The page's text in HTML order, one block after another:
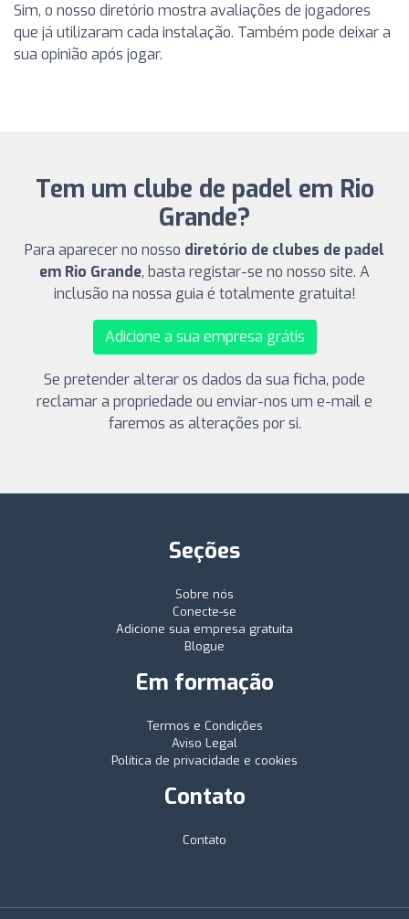
Sim, o nosso diretório mostra avaliações de jogadores
que já utilizaram cada instalação. Também pode deixar a
sua opinião após jogar.
Tem um clube de padel em Rio
Grande?
Para aparecer no nosso diretório de clubes de padel
em Rio Grande, basta registar-se no nosso site. A
inclusão na nossa guia é totalmente gratuita!
Adicione a sua empresa grátis
Se pretender alterar os dados da sua ficha, pode
reclamar a propriedade ou enviar-nos um e-mail e
faremos as alterações por si.
Seções
Sobre nós
Conecte-se
Adicione sua empresa gratuita
Blogue
Em formação
Termos e Condições
Aviso Legal
Política de privacidade e cookies
Contato
Contato